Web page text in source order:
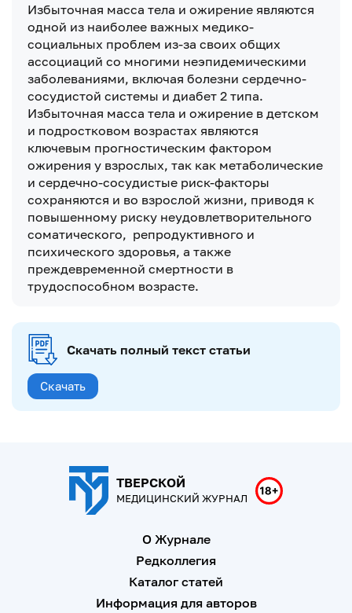
Избыточная масса тела и ожирение являются
одной из наиболее важных медико-
социальных проблем из-за своих общих
ассоциаций со многими неэпидемическими
заболеваниями, включая болезни сердечно-
сосудистой системы и диабет 2 типа.
Избыточная масса тела и ожирение в детском
и подростковом возрастах являются
ключевым прогностическим фактором
ожирения у взрослых, так как метаболические
и сердечно-сосудистые риск-факторы
сохраняются и во взрослой жизни, приводя к
повышенному риску неудовлетворительного
соматического, репродуктивного и
психического здоровья, а также
преждевременной смертности в
трудоспособном возрасте.
Скачать полный текст статьи
Скачать
ТВЕРСКОЙ
МЕДИЦИНСКИЙ ЖУРНАЛ
О Журнале
Редколлегия
Каталог статей
Информация для авторов